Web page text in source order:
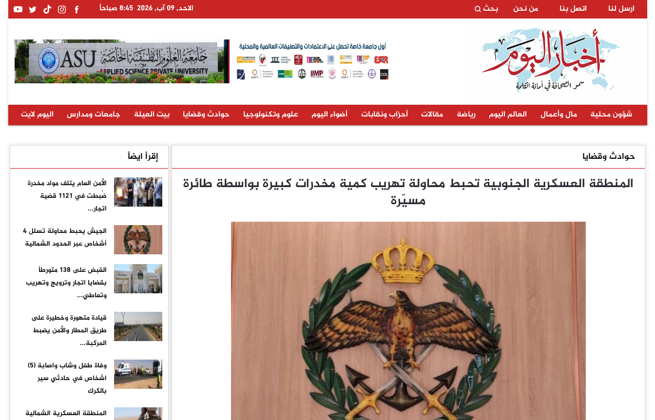
ارسل لنا اتصل بنا من نحن بحث الاحد, 09 آب, 2026 8:45 صباحاً
شؤون محلية مال وأعمال العالم اليوم رياضة مقالات أحزاب ونقابات أضواء اليوم علوم وتكنولوجيا حوادث وقضايا بيت العيلة جامعات ومدارس اليوم لايت
حوادث وقضايا
المنطقة العسكرية الجنوبية تحبط محاولة تهريب كمية مخدرات كبيرة بواسطة طائرة
مسيّرة
إقرأ ايضاً
الأمن العام يتلف مواد مخدرة
ضُبطت في 1121 قضية
اتجار...
الجيش يحبط محاولة تسلل 4
أشخاص عبر الحدود الشمالية
القبض على ١٣٨ متورطاً
بقضايا اتجار وترويج وتهريب
وتعاطي...
قيادة متهورة وخطيرة على
طريق المطار والأمن يضبط
المركبة...
وفاة طفل وشاب واصابة (5)
اشخاص في حادثي سير
بالكرك
المنطقة العسكرية الشمالية